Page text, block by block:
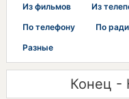
Из фильмов Из
По телефону
По
Разные
Конец -